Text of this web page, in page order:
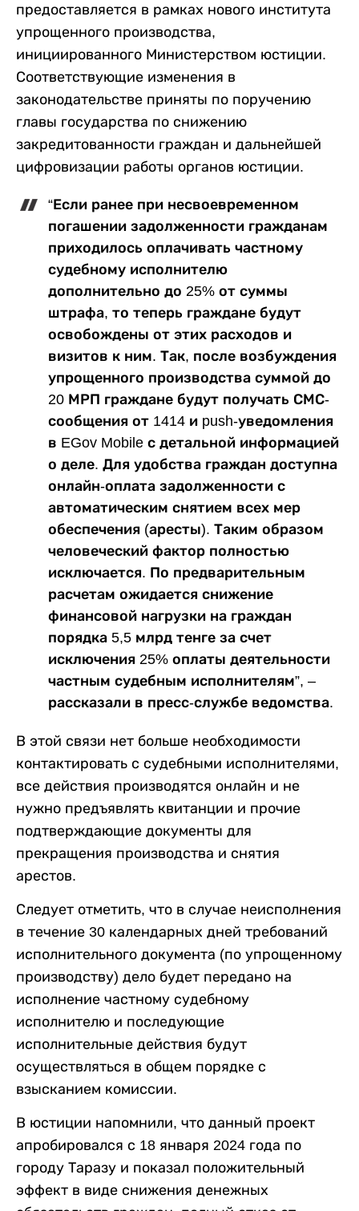
предоставляется в рамках нового института
упрощенного производства,
инициированного Министерством юстиции.
Соответствующие изменения в
законодательстве приняты по поручению
главы государства по снижению
закредитованности граждан и дальнейшей
цифровизации работы органов юстиции.
“Если ранее при несвоевременном
погашении задолженности гражданам
приходилось оплачивать частному
судебному исполнителю
дополнительно до 25% от суммы
штрафа, то теперь граждане будут
освобождены от этих расходов и
визитов к ним. Так, после возбуждения
упрощенного производства суммой до
20 МРП граждане будут получать СМС-
сообщения от 1414 и push-уведомления
в EGov Mobile с детальной информацией
о деле. Для удобства граждан доступна
онлайн-оплата задолженности с
автоматическим снятием всех мер
обеспечения (аресты). Таким образом
человеческий фактор полностью
исключается. По предварительным
расчетам ожидается снижение
финансовой нагрузки на граждан
порядка 5,5 млрд тенге за счет
исключения 25% оплаты деятельности
частным судебным исполнителям”, –
рассказали в пресс-службе ведомства.
В этой связи нет больше необходимости
контактировать с судебными исполнителями,
все действия производятся онлайн и не
нужно предъявлять квитанции и прочие
подтверждающие документы для
прекращения производства и снятия
арестов.
Следует отметить, что в случае неисполнения
в течение 30 календарных дней требований
исполнительного документа (по упрощенному
производству) дело будет передано на
исполнение частному судебному
исполнителю и последующие
исполнительные действия будут
осуществляться в общем порядке с
взысканием комиссии.
В юстиции напомнили, что данный проект
апробировался с 18 января 2024 года по
городу Таразу и показал положительный
эффект в виде снижения денежных